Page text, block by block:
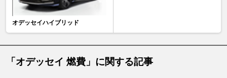
オデッセイハイブリッド
「オデッセイ 燃費」に関する記事